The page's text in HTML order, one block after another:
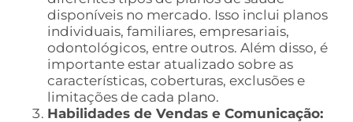
disponíveis no mercado. Isso inclui planos
individuais, familiares, empresariais,
odontológicos, entre outros. Além disso, é
importante estar atualizado sobre as
características, coberturas, exclusões e
limitações de cada plano.
Habilidades de Vendas e Comunicação: